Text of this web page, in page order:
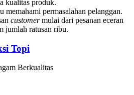
kualitas produk.
memahami permasalahan pelanggan.
customermulai dari pesanan eceran
jumlah ratusan ribu.
Topi